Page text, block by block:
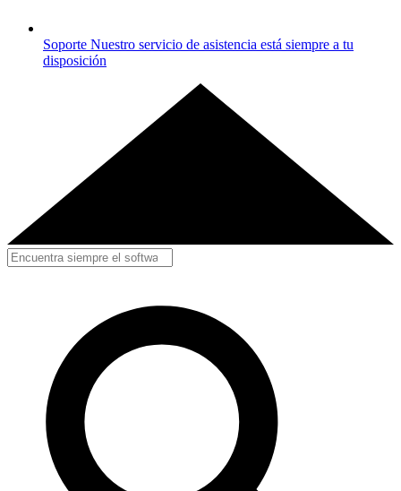
Soporte Nuestro servicio de asistencia está siempre a tu
disposición